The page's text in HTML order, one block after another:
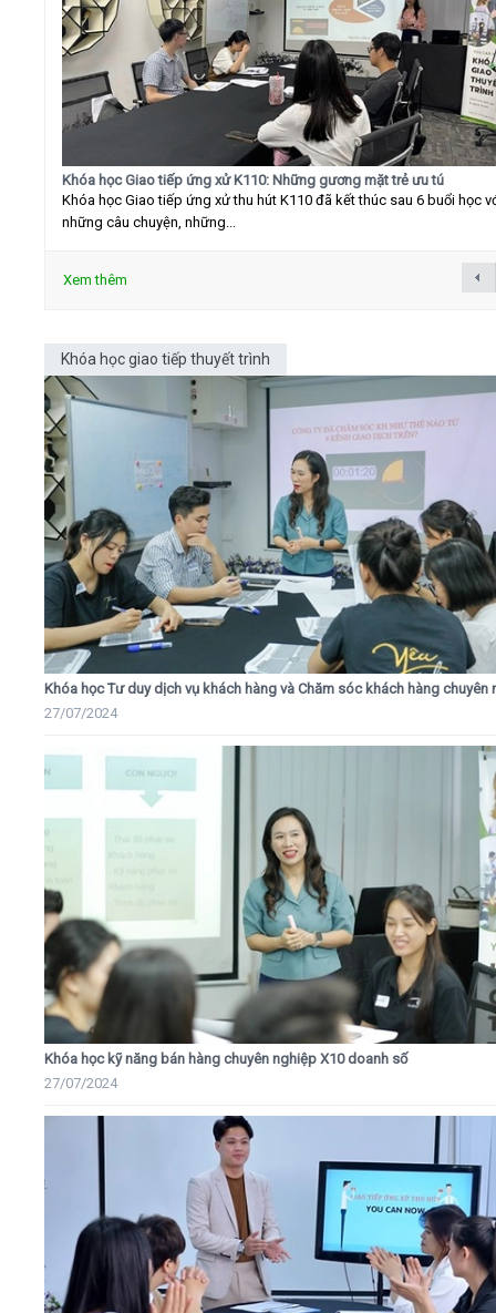
Khóa học Giao tiếp ứng xử K110: Những gương mặt trẻ ưu tú
Khóa học Giao tiếp ứng xử thu hút K110 đã kết thúc sau 6 buổi học
những câu chuyện, những...
Xem thêm
Khóa học giao tiếp thuyết trình
Khóa học Tư duy dịch vụ khách hàng và Chăm sóc khách hàng chuyên
27/07/2024
Khóa học kỹ năng bán hàng chuyên nghiệp X10 doanh số
27/07/2024